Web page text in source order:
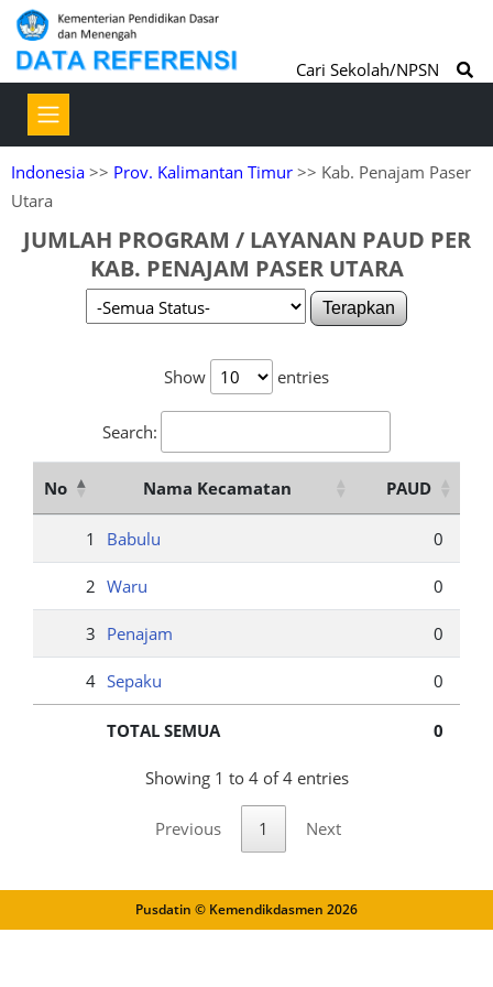
Cari Sekolah/NPSN
Indonesia >> Prov. Kalimantan Timur >> Kab. Penajam Paser
Utara
JUMLAH PROGRAM / LAYANAN PAUD PER
KAB. PENAJAM PASER UTARA
Terapkan
Show entries
Search:
No Nama Kecamatan PAUD
1 Babulu 0
2 Waru 0
3 Penajam 0
4 Sepaku 0
TOTAL SEMUA 0
Showing 1 to 4 of 4 entries
Previous 1 Next
Pusdatin © Kemendikdasmen 2026